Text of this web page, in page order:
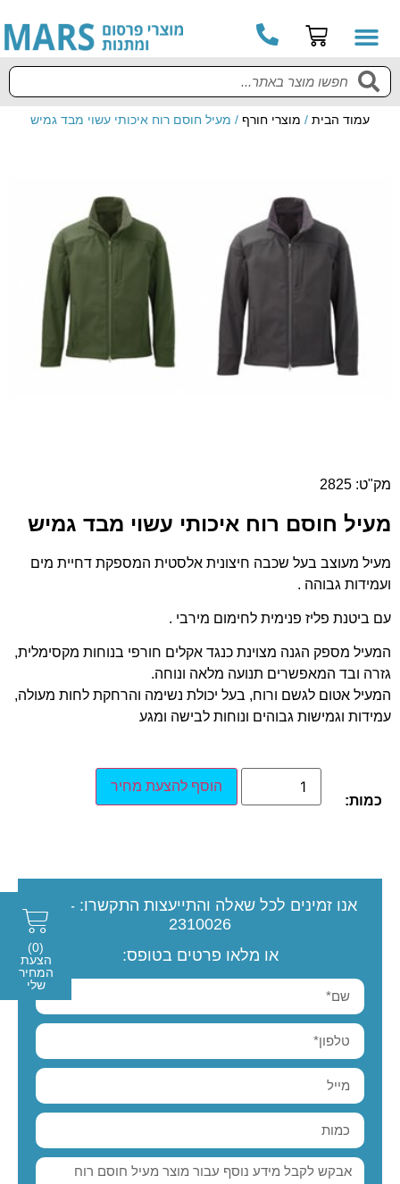
עמוד הבית / מוצרי חורף / מעיל חוסם רוח איכותי עשוי מבד גמיש
מק"ט: 2825
מעיל חוסם רוח איכותי עשוי מבד גמיש
מעיל מעוצב בעל שכבה חיצונית אלסטית המספקת דחיית מים
ועמידות גבוהה .
עם ביטנת פליז פנימית לחימום מירבי .
המעיל מספק הגנה מצוינת כנגד אקלים חורפי בנוחות מקסימלית,
גזרה ובד המאפשרים תנועה מלאה ונוחה.
המעיל אטום לגשם ורוח, בעל יכולת נשימה והרחקת לחות מעולה,
עמידות וגמישות גבוהים ונוחות לבישה ומגע
כמות:
הוסף להצעת מחיר
אנו זמינים לכל שאלה והתייעצות התקשרו: 077-
2310026
או מלאו פרטים בטופס:
(0)
הצעת
המחיר
שלי